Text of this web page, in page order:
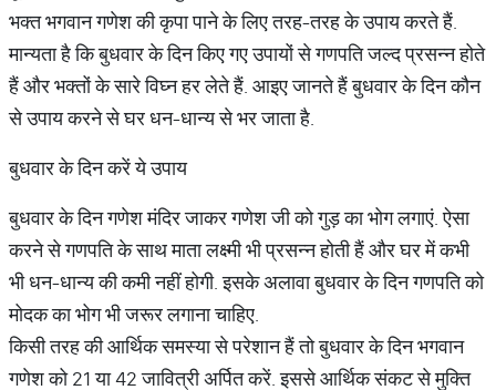
भक्त भगवान गणेश की कृपा पाने के लिए तरह-तरह के उपाय करते हैं.
मान्यता है कि बुधवार के दिन किए गए उपायों से गणपति जल्द प्रसन्न होते
हैं और भक्तों के सारे विघ्न हर लेते हैं. आइए जानते हैं बुधवार के दिन कौन
से उपाय करने से घर धन-धान्य से भर जाता है.
बुधवार के दिन करें ये उपाय
बुधवार के दिन गणेश मंदिर जाकर गणेश जी को गुड़ का भोग लगाएं. ऐसा
करने से गणपति के साथ माता लक्ष्मी भी प्रसन्न होती हैं और घर में कभी
भी धन-धान्य की कमी नहीं होगी. इसके अलावा बुधवार के दिन गणपति को
मोदक का भोग भी जरूर लगाना चाहिए.
किसी तरह की आर्थिक समस्या से परेशान हैं तो बुधवार के दिन भगवान
गणेश को 21 या 42 जावित्री अर्पित करें. इससे आर्थिक संकट से मुक्ति